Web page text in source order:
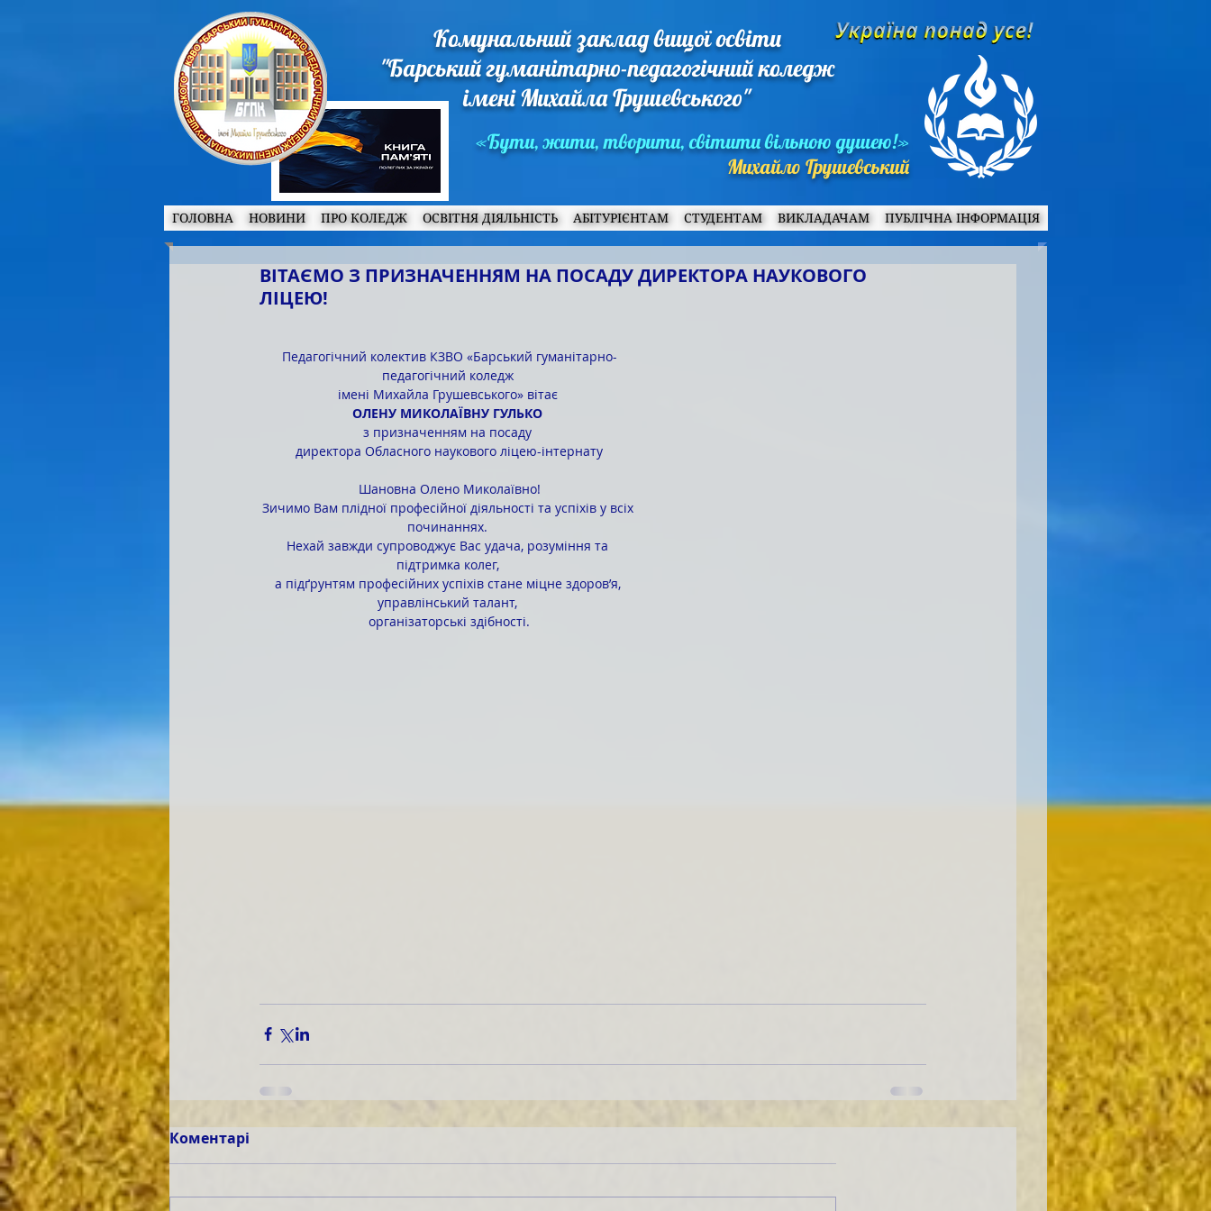
Комунальний заклад вищої освіти
"Барський гуманітарно-педагогічний коледж
імені Михайла Грушевського"
«Бути, жити, творити, світити вільною душею!»
Михайло Грушевський
ГОЛОВНА НОВИНИ ПРО КОЛЕДЖ ОСВІТНЯ ДІЯЛЬНІСТЬ АБІТУРІЄНТАМ СТУДЕНТАМ ВИКЛАДАЧАМ ПУБЛІЧНА ІНФОРМАЦІЯ
ВІТАЄМО З ПРИЗНАЧЕННЯМ НА ПОСАДУ ДИРЕКТОРА НАУКОВОГО
ЛІЦЕЮ!
Педагогічний колектив КЗВО «Барський гуманітарно-
педагогічний коледж
імені Михайла Грушевського» вітає
ОЛЕНУ МИКОЛАЇВНУ ГУЛЬКО
з призначенням на посаду
директора Обласного наукового ліцею-інтернату
Шановна Олено Миколаївно!
Зичимо Вам плідної професійної діяльності та успіхів у всіх
починаннях.
Нехай завжди супроводжує Вас удача, розуміння та
підтримка колег,
а підґрунтям професійних успіхів стане міцне здоров’я,
управлінський талант,
організаторські здібності.
Коментарі